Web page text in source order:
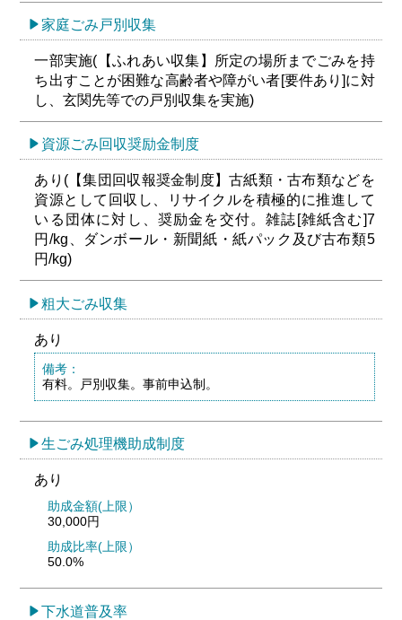
家庭ごみ戸別収集
一部実施(【ふれあい収集】所定の場所までごみを持
ち出すことが困難な高齢者や障がい者[要件あり]に対
し、玄関先等での戸別収集を実施)
資源ごみ回収奨励金制度
あり(【集団回収報奨金制度】古紙類・古布類などを
資源として回収し、リサイクルを積極的に推進して
いる団体に対し、奨励金を交付。雑誌[雑紙含む]7
円/kg、ダンボール・新聞紙・紙パック及び古布類5
円/kg)
粗大ごみ収集
あり
備考：
有料。戸別収集。事前申込制。
生ごみ処理機助成制度
あり
助成金額(上限）
30,000円
助成比率(上限）
50.0%
下水道普及率